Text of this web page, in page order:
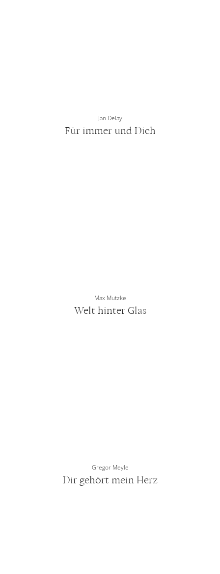
Jan Delay
Für immer und Dich
Max Mutzke
Welt hinter Glas
Gregor Meyle
Dir gehört mein Herz